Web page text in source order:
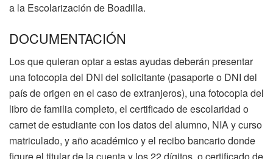
a la Escolarización de Boadilla.
DOCUMENTACIÓN
Los que quieran optar a estas ayudas deberán presentar
una fotocopia del DNI del solicitante (pasaporte o DNI del
país de origen en el caso de extranjeros), una fotocopia del
libro de familia completo, el certificado de escolaridad o
carnet de estudiante con los datos del alumno, NIA y curso
matriculado, y año académico y el recibo bancario donde